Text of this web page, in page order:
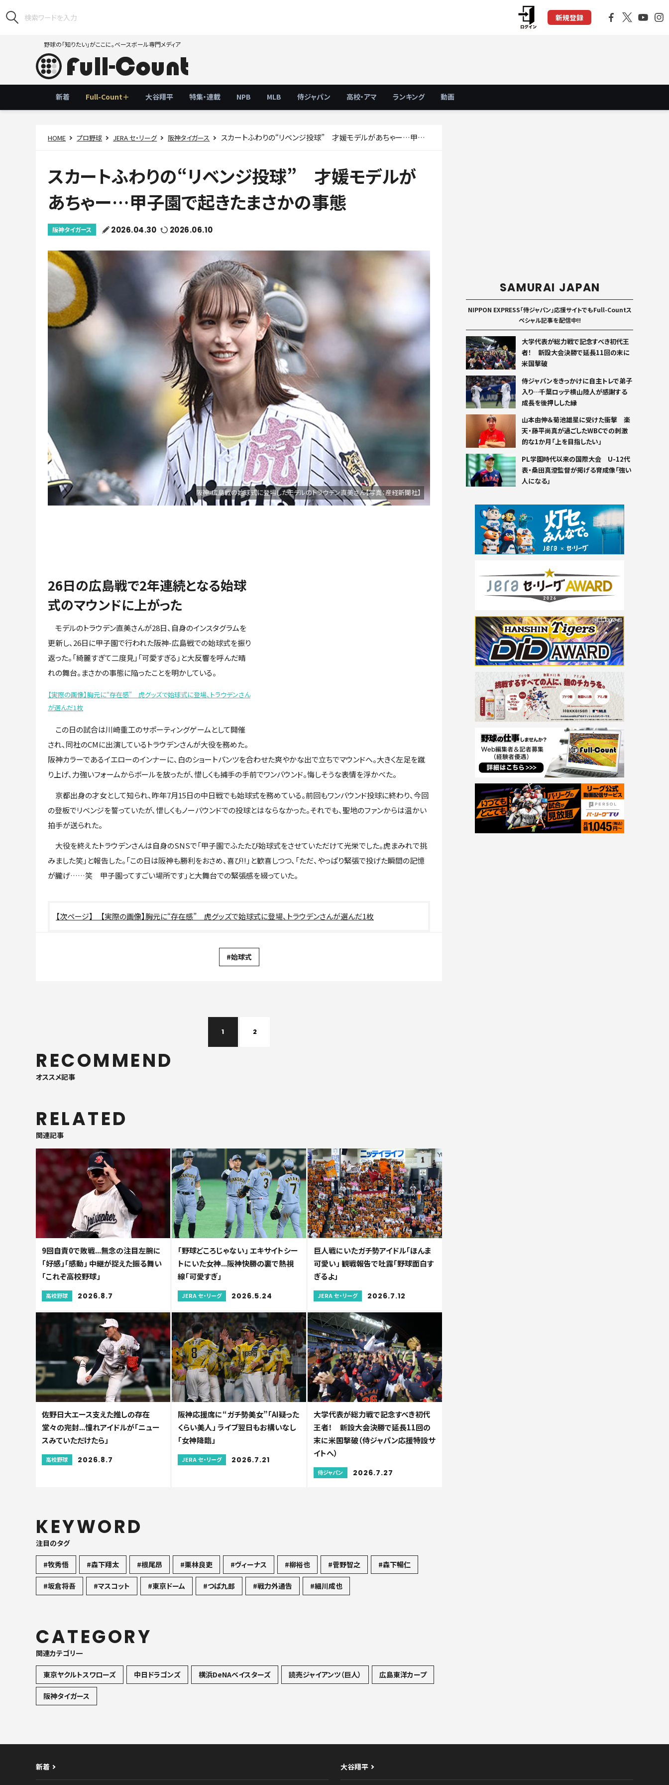
新規登録
野球の「知りたい」がここに。ベースボール専門メディア
新着 Full-Count＋ 大谷翔平 特集・連載 NPB MLB 侍ジャパン 高校・アマ ランキング 動画
HOME プロ野球 JERA セ・リーグ 阪神タイガース スカートふわりの“リベンジ投球” 才媛モデルがあちゃー…甲子園で起きたまさかの事態
スカートふわりの“リベンジ投球” 才媛モデルが
あちゃー…甲子園で起きたまさかの事態
阪神タイガース 2026.04.30 2026.06.10
阪神-広島戦の始球式に登場したモデルのトラウデン直美さん【写真：産経新聞社】
26日の広島戦で2年連続となる始球
式のマウンドに上がった
モデルのトラウデン直美さんが28日、自身のインスタグラムを
更新し、26日に甲子園で行われた阪神-広島戦での始球式を振り
返った。「綺麗すぎて二度見」「可愛すぎる」と大反響を呼んだ晴
れの舞台。まさかの事態に陥ったことを明かしている。
【実際の画像】胸元に“存在感” 虎グッズで始球式に登場、トラウデンさん
が選んだ1枚
この日の試合は川崎重工のサポーティングゲームとして開催
され、同社のCMに出演しているトラウデンさんが大役を務めた。
阪神カラーであるイエローのインナーに、白のショートパンツを合わせた爽やかな出で立ちでマウンドへ。大きく左足を蹴
り上げ、力強いフォームからボールを放ったが、惜しくも捕手の手前でワンバウンド。悔しそうな表情を浮かべた。
京都出身の才女として知られ、昨年7月15日の中日戦でも始球式を務めている。前回もワンバウンド投球に終わり、今回
の登板でリベンジを誓っていたが、惜しくもノーバウンドでの投球とはならなかった。それでも、聖地のファンからは温かい
拍手が送られた。
大役を終えたトラウデンさんは自身のSNSで「甲子園でふたたび始球式をさせていただけて光栄でした。虎まみれで挑
みました笑」と報告した。「この日は阪神も勝利をおさめ、喜び!!」と歓喜しつつ、「ただ、やっぱり緊張で投げた瞬間の記憶
が朧げ……笑 甲子園ってすごい場所です」と大舞台での緊張感を綴っていた。
【実際の画像】胸元に“存在感” 虎グッズで始球式に登場、トラウデンさんが選んだ1枚
#始球式
1 2
RECOMMEND
オススメ記事
RELATED
関連記事
9回自責0で敗戦...無念の注目左腕に
「好感」「感動」 中継が捉えた振る舞い
「これぞ高校野球」
高校野球 2026.8.7
「野球どころじゃない」 エキサイトシー
トにいた女神...阪神快勝の裏で熱視
線「可愛すぎ」
JERA セ・リーグ 2026.5.24
巨人戦にいたガチ勢アイドル「ほんま
可愛い」 観戦報告で吐露「野球面白す
ぎるよ」
JERA セ・リーグ 2026.7.12
佐野日大エース支えた推しの存在
堂々の完封...憧れアイドルが「ニュー
スみていただけたら」
高校野球 2026.8.7
阪神応援席に“ガチ勢美女”「AI疑った
くらい美人」 ライブ翌日もお構いなし
「女神降臨」
JERA セ・リーグ 2026.7.21
大学代表が総力戦で記念すべき初代
王者！ 新設大会決勝で延長11回の
末に米国撃破（侍ジャパン応援特設サ
イトへ）
侍ジャパン 2026.7.27
KEYWORD
注目のタグ
#牧秀悟 #森下翔太 #根尾昂 #栗林良吏 #ヴィーナス #柳裕也 #菅野智之 #森下暢仁
#坂倉将吾 #マスコット #東京ドーム #つば九郎 #戦力外通告 #細川成也
CATEGORY
関連カテゴリ一
東京ヤクルトスワローズ 中日ドラゴンズ 横浜DeNAベイスターズ 読売ジャイアンツ（巨人） 広島東洋カープ
阪神タイガース
SAMURAI JAPAN
NIPPON EXPRESS「侍ジャパン」応援サイトでもFull-Countス
ペシャル記事を配信中!!
大学代表が総力戦で記念すべき初代王
者！ 新設大会決勝で延長11回の末に
米国撃破
侍ジャパンをきっかけに自主トレで弟子
入り…千葉ロッテ横山陸人が感謝する
成長を後押しした縁
山本由伸＆菊池雄星に受けた衝撃 楽
天・藤平尚真が過ごしたWBCでの刺激
的な1か月「上を目指したい」
PL学園時代以来の国際大会 U-12代
表・桑田真澄監督が掲げる育成像「強い
人になる」
新着 大谷翔平